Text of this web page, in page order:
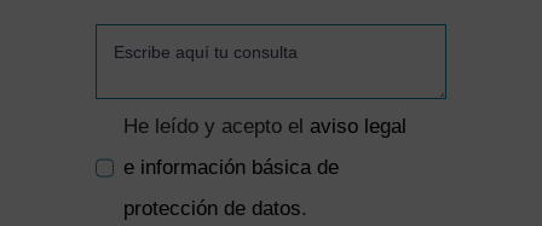
He leído y acepto el aviso legal
e información básica de
protección de datos.